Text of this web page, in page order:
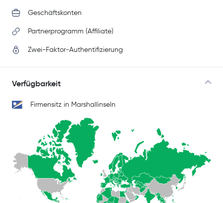
Geschäftskonten
Partnerprogramm (Affiliate)
Zwei-Faktor-Authentifizierung
Verfügbarkeit
Firmensitz in Marshallinseln